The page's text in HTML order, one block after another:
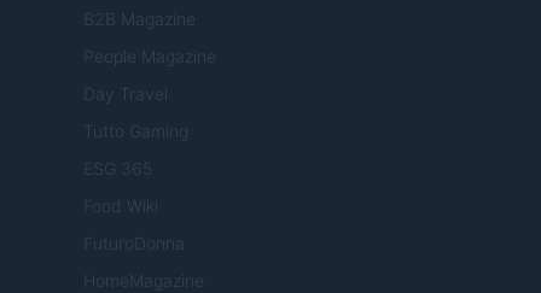
B2B Magazine
People Magazine
Day Travel
Tutto Gaming
ESG 365
Food Wiki
FuturoDonna
HomeMagazine